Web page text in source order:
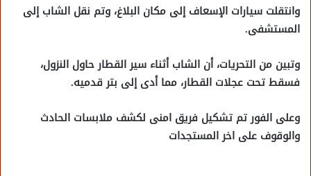
وانتقلت سيارات الإسعاف إلى مكان البلاغ، وتم نقل الشاب إلى
المستشفى.
وتبين من التحريات، أن الشاب أثناء سير القطار حاول النزول،
فسقط تحت عجلات القطار، مما أدى إلى بتر قدميه.
وعلى الفور تم تشكيل فريق امنى لكشف ملابسات الحادث
والوقوف على اخر المستجدات